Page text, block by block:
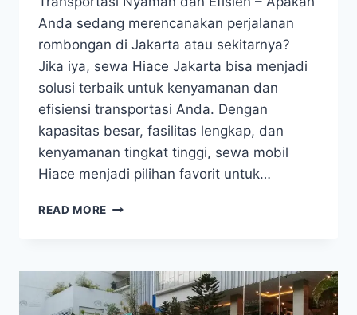
Anda sedang merencanakan perjalanan
rombongan di Jakarta atau sekitarnya?
Jika iya, sewa Hiace Jakarta bisa menjadi
solusi terbaik untuk kenyamanan dan
efisiensi transportasi Anda. Dengan
kapasitas besar, fasilitas lengkap, dan
kenyamanan tingkat tinggi, sewa mobil
Hiace menjadi pilihan favorit untuk…
READ MORE SEWA
NYAMAN
DAN
EFISIEN